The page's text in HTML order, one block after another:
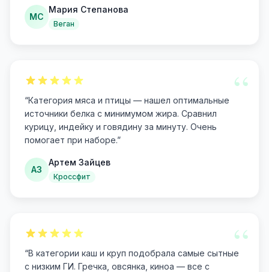
МС
Мария Степанова
Веган
“
“Категория мяса и птицы — нашел оптимальные
источники белка с минимумом жира. Сравнил
курицу, индейку и говядину за минуту. Очень
помогает при наборе.”
АЗ
Артем Зайцев
Кроссфит
“
“В категории каш и круп подобрала самые сытные
с низким ГИ. Гречка, овсянка, киноа — все с